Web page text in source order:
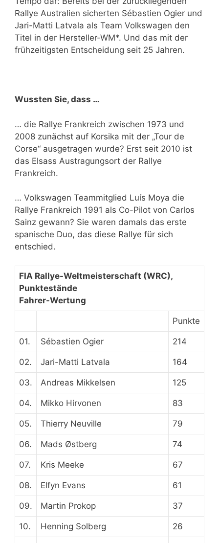
Rallye Australien sicherten Sébastien Ogier und
Jari-Matti Latvala als Team Volkswagen den
Titel in der Hersteller-WM*. Und das mit der
frühzeitigsten Entscheidung seit 25 Jahren.
Wussten Sie, dass …
… die Rallye Frankreich zwischen 1973 und
2008 zunächst auf Korsika mit der „Tour de
Corse“ ausgetragen wurde? Erst seit 2010 ist
das Elsass Austragungsort der Rallye
Frankreich.
… Volkswagen Teammitglied Luís Moya die
Rallye Frankreich 1991 als Co-Pilot von Carlos
Sainz gewann? Sie waren damals das erste
spanische Duo, das diese Rallye für sich
entschied.
FIA Rallye-Weltmeisterschaft (WRC),
Punktestände
Fahrer-Wertung
Punkte
01. Sébastien Ogier 214
02. Jari-Matti Latvala 164
03. Andreas Mikkelsen 125
04. Mikko Hirvonen 83
05. Thierry Neuville 79
06. Mads Østberg 74
07. Kris Meeke 67
08. Elfyn Evans 61
09. Martin Prokop 37
10. Henning Solberg 26